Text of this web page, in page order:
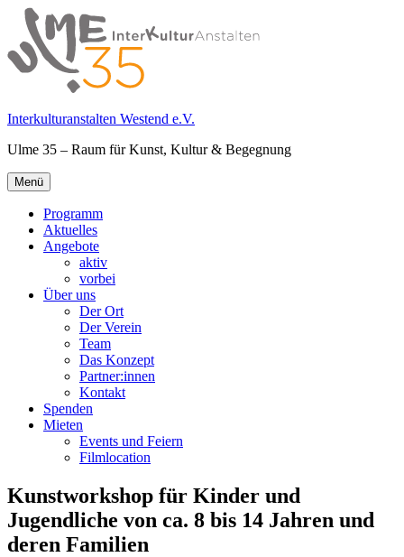
Springe
zum
Inhalt
Interkulturanstalten Westend e.V.
Ulme 35 – Raum für Kunst, Kultur & Begegnung
Primäres
Menü
Menü
Programm
Aktuelles
Angebote
aktiv
vorbei
Über uns
Der Ort
Der Verein
Team
Das Konzept
Partner:innen
Kontakt
Spenden
Mieten
Events und Feiern
Filmlocation
Kunstworkshop für Kinder und
Jugendliche von ca. 8 bis 14 Jahren und
deren Familien